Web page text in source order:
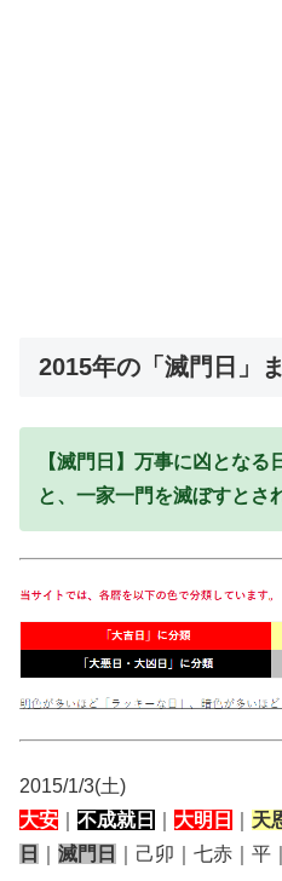
2015年の「滅門日」
【滅門日】万事に凶とな
と、一家一門を滅ぼすとさ
2015/1/3(土)
大安
不成就日 大明日 天
日
滅門日 ｜己卯｜七赤｜平